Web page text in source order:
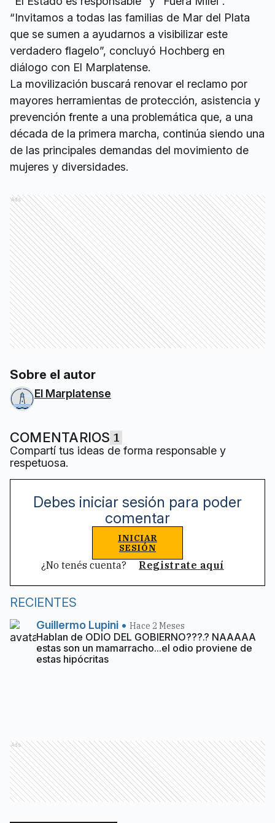
“Invitamos a todas las familias de Mar del Plata
que se sumen a ayudarnos a visibilizar este
verdadero flagelo”, concluyó Hochberg en
diálogo con El Marplatense.
La movilización buscará renovar el reclamo por
mayores herramientas de protección, asistencia y
prevención frente a una problemática que, a una
década de la primera marcha, continúa siendo una
de las principales demandas del movimiento de
mujeres y diversidades.
Ads
Sobre el autor
El Marplatense
COMENTARIOS 1
Compartí tus ideas de forma responsable y
respetuosa.
Debes iniciar sesión para poder
comentar
INICIAR
SESIÓN
¿No tenés cuenta? Registrate aquí
RECIENTES
Guillermo Lupini •Hace 2 Meses
Hablan de ODIO DEL GOBIERNO???.? NAAAAA
estas son un mamarracho...el odio proviene de
estas hipócritas
Ads